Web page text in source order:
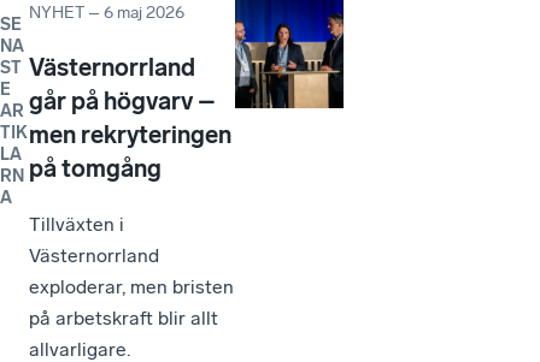
SE
NA
ST
E
AR
TIK
LA
RN
A
NYHET –6 maj 2026
Västernorrland
går på högvarv –
men rekryteringen
på tomgång
Tillväxten i
Västernorrland
exploderar, men bristen
på arbetskraft blir allt
allvarligare.